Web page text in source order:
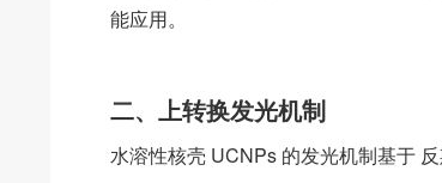
能应用。
二、上转换发光机制
水溶性核壳 UCNPs 的发光机制基于